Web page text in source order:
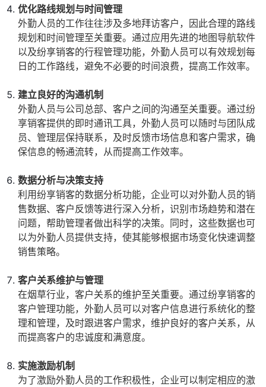
优化路线规划与时间管理
外勤人员的工作往往涉及多地拜访客户，因此合理的路线
规划和时间管理至关重要。通过应用先进的地图导航软件
以及纷享销客的行程管理功能，外勤人员可以有效规划每
日的工作路线，避免不必要的时间浪费，提高工作效率。
建立良好的沟通机制
外勤人员与公司总部、客户之间的沟通至关重要。通过纷
享销客提供的即时通讯工具，外勤人员可以随时与团队成
员、管理层保持联系，及时反馈市场信息和客户需求，确
保信息的畅通流转，从而提高工作效率。
数据分析与决策支持
利用纷享销客的数据分析功能，企业可以对外勤人员的销
售数据、客户反馈等进行深入分析，识别市场趋势和潜在
问题，帮助管理者做出科学的决策。同时，这些数据也可
以为外勤人员提供支持，使其能够根据市场变化快速调整
销售策略。
客户关系维护与管理
在烟草行业，客户关系的维护至关重要。通过纷享销客的
客户管理功能，外勤人员可以对客户信息进行系统化的整
理和管理，及时跟进客户需求，维护良好的客户关系，从
而提高客户的忠诚度和满意度。
实施激励机制
为了激励外勤人员的工作积极性，企业可以制定相应的激